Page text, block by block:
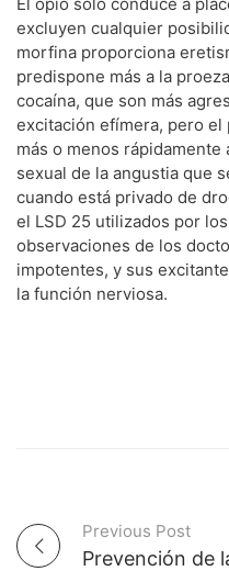
excluyen cualquier
morfina proporciona
predispone más a la
cocaína, que son más
excitación efímera, pero
más o menos
sexual de la angustia que
cuando está privado de
el LSD 25 utilizados por
observaciones de los
impotentes, y sus
la función nerviosa.
P
Previous Post